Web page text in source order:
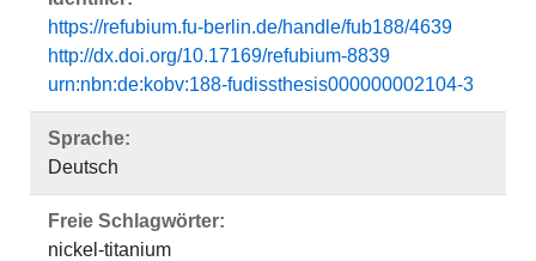
https://refubium.fu-berlin.de/handle/fub188/4639
http://dx.doi.org/10.17169/refubium-8839
urn:nbn:de:kobv:188-fudissthesis000000002104-3
Sprache:
Deutsch
Freie Schlagwörter:
nickel-titanium